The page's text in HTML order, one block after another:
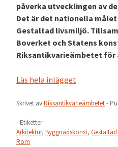
påverka utvecklingen av
Det är det nationella
Gestaltad livsmiljö.
Boverket och Statens
Riksantikvarieämbetet
Läs hela inlägget
Skrivet avRiksantikvarieämbetet-
- Etiketter
Arkitektur, Byggnadskonst,
Rom